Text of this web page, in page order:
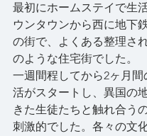
最初にホームステイで生
ウンタウンから西に地下
の街で、よくある整理さ
のような住宅街でした。
一週間程してから2ヶ月間
活がスタートし、異国の
きた生徒たちと触れ合う
刺激的でした。各々の文